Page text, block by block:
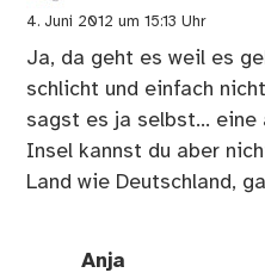
4. Juni 2012 um 15:13 Uhr
Ja, da geht es weil es
schlicht und einfach
sagst es ja selbst… eine
Insel kannst du aber
Land wie Deutschland,
Anja